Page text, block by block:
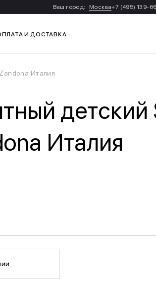
Ваш город: Москва+7 (495) 139-
И ДОСТАВКА
Италия
детский
Италия